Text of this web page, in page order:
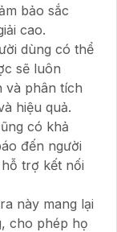
bảo sắc
cao.
dùng có thể
sẽ luôn
và phân tích
hiệu quả.
có khả
đến người
trợ kết nối
này mang lại
cho phép họ